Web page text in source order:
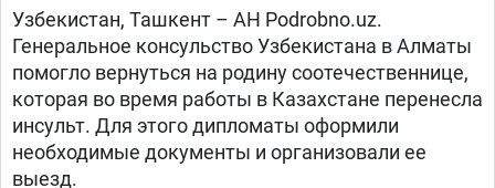
Узбекистан, Ташкент – АН Podrobno.uz.
Генеральное консульство Узбекистана в Алматы
помогло вернуться на родину соотечественнице,
которая во время работы в Казахстане перенесла
инсульт. Для этого дипломаты оформили
необходимые документы и организовали ее
выезд.